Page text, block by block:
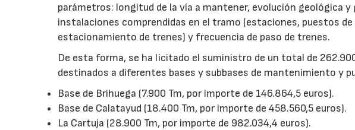
parámetros: longitud de la vía a mantener, evolución geológica
instalaciones comprendidas en el tramo (estaciones, puestos
estacionamiento de trenes) y frecuencia de paso de trenes.
De esta forma, se ha licitado el suministro de un total de
destinados a diferentes bases y subbases de mantenimiento y
Base de Brihuega (7.900 Tm, por importe de 146.864,5 euros).
Base de Calatayud (18.400 Tm, por importe de 458.560,5 euros).
La Cartuja (28.900 Tm, por importe de 982.034,4 euros).